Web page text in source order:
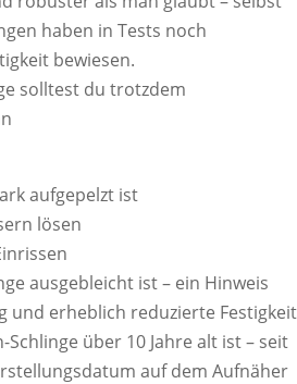
haben in Tests noch
bewiesen.
solltest du trotzdem
aufgepelzt ist
lösen
ausgebleicht ist – ein Hinweis
und erheblich reduzierte Festigkeit
Schlinge über 10 Jahre alt ist – seit
auf dem Aufnäher